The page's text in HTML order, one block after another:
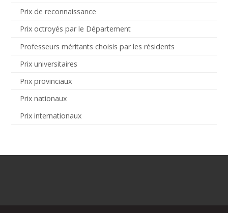
Prix de reconnaissance
Prix octroyés par le Département
Professeurs méritants choisis par les résidents
Prix universitaires
Prix provinciaux
Prix nationaux
Prix internationaux